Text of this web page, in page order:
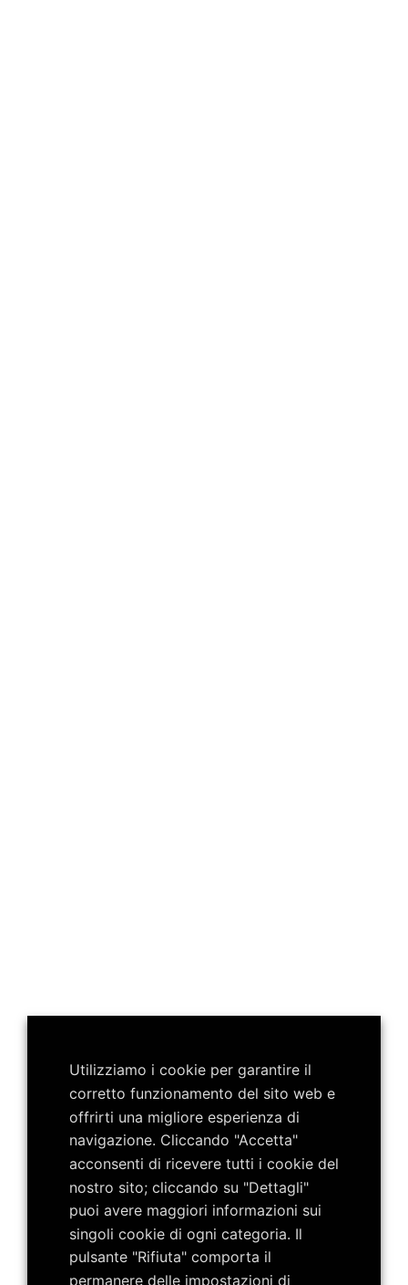
Utilizziamo i cookie per garantire il
corretto funzionamento del sito web e
offrirti una migliore esperienza di
navigazione. Cliccando "Accetta"
acconsenti di ricevere tutti i cookie del
nostro sito; cliccando su "Dettagli"
puoi avere maggiori informazioni sui
singoli cookie di ogni categoria. Il
pulsante "Rifiuta" comporta il
permanere delle impostazioni di